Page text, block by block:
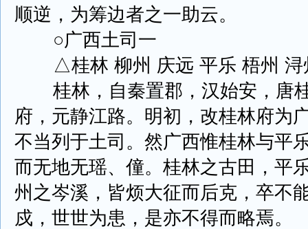
顺逆，为筹边者之一助云。
○广西土司一
△桂林 柳州 庆远 平乐 梧州 浔
桂林，自秦置郡，汉始安，唐
府，元静江路。明初，改桂林府为
不当列于土司。然广西惟桂林与平
而无地无瑶、僮。桂林之古田，平
州之岑溪，皆烦大征而后克，卒不
戍，世世为患，是亦不得而略焉。